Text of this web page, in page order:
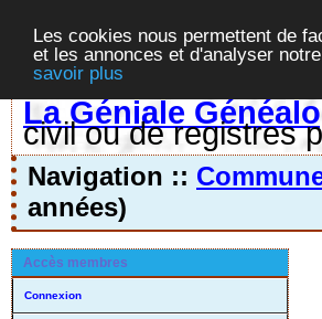
Les cookies nous permettent de
et les annonces et d'analyser
savoir plus
La Géniale
civil ou de registres
Navigation ::
années)
Accès membres
Connexion